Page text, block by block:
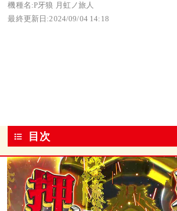
機種名:P牙狼 月虹ノ旅人
最終更新日:2024/09/04 14:18
目次